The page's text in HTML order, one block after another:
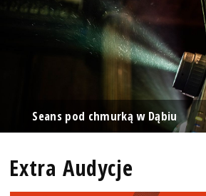
Seans pod chmurką w Dąbiu
Extra Audycje